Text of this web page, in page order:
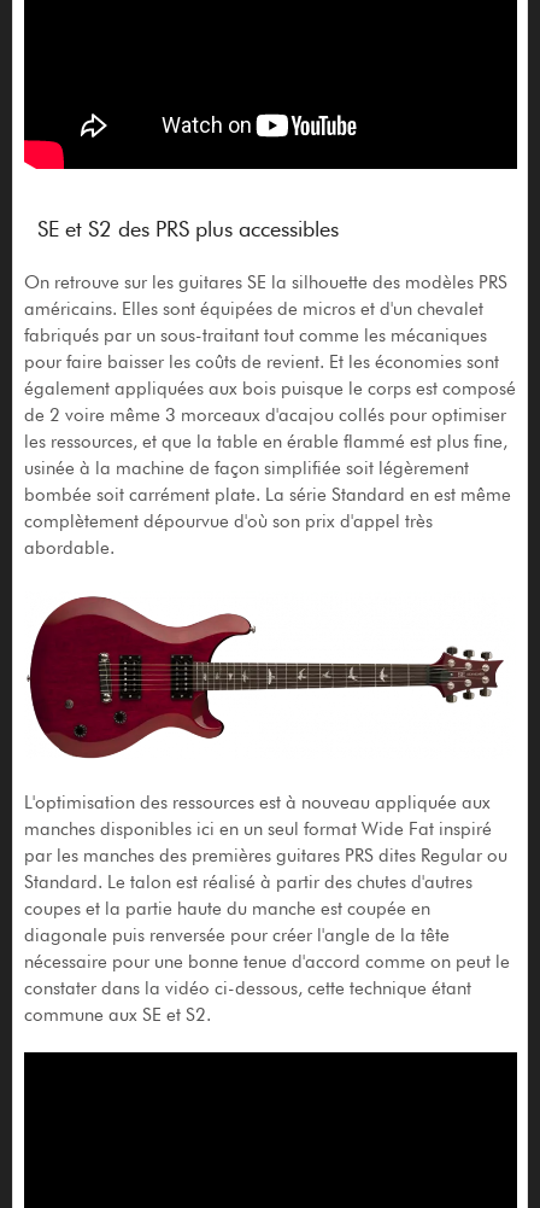
SE et S2 des PRS plus accessibles
On retrouve sur les guitares SE la silhouette des modèles PRS
américains. Elles sont équipées de micros et d'un chevalet
fabriqués par un sous-traitant tout comme les mécaniques
pour faire baisser les coûts de revient. Et les économies sont
également appliquées aux bois puisque le corps est composé
de 2 voire même 3 morceaux d'acajou collés pour optimiser
les ressources, et que la table en érable flammé est plus fine,
usinée à la machine de façon simplifiée soit légèrement
bombée soit carrément plate. La série Standard en est même
complètement dépourvue d'où son prix d'appel très
abordable.
L'optimisation des ressources est à nouveau appliquée aux
manches disponibles ici en un seul format Wide Fat inspiré
par les manches des premières guitares PRS dites Regular ou
Standard. Le talon est réalisé à partir des chutes d'autres
coupes et la partie haute du manche est coupée en
diagonale puis renversée pour créer l'angle de la tête
nécessaire pour une bonne tenue d'accord comme on peut le
constater dans la vidéo ci-dessous, cette technique étant
commune aux SE et S2.